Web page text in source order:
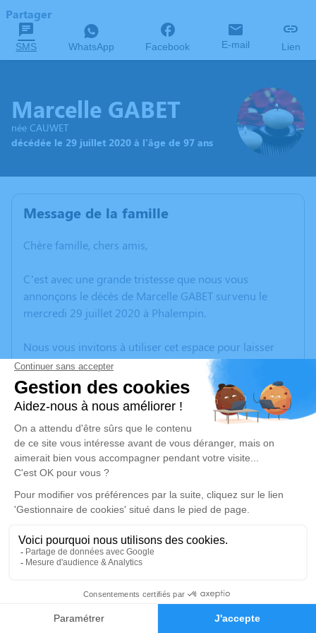
Faire-part Hommages
Partager
SMS WhatsApp Facebook E-mail Lien
Marcelle GABET
née CAUWET
décédée le 29 juillet 2020 à l'âge de 97 ans
Message de la famille
Chère famille, chers amis,
C’est avec une grande tristesse que nous vous
annonçons le décès de Marcelle GABET survenu le
mercredi 29 juillet 2020 à Phalempin.
Nous vous invitons à utiliser cet espace pour laisser
vos condoléances, partager des photos souvenirs, une
anecdote ou exprimer vos pensées à travers des
poèmes ou des textes. Cet endroit est un lieu
d'expression dédié à honorer la mémoire de Marcelle
GABET.
Un service de plantation d’arbre hommage est
disponible ici.
Je rends hommage
Cérémonie religieuse
Église Saint Christophe de Phalempin
59133 Phalempin